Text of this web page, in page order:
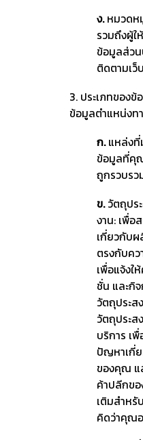
ง.หมวดห
รวมถึงผู้ใ
ข้อมูลส่ว
ติดตามเ
3. ประเภทของ
ข้อมูลตำแหน่งท
ก.แหล่ง
ข้อมูลที่คุ
ถูกรวบรว
ข.วัตถุปร
งาน: เพื่อ
เกี่ยวกับ
ตรงกับค
เพื่อแจ้งใ
ชั่น และกิ
วัตถุประส
วัตถุประส
บริการ เ
ปัญหาเกี่
ของคุณ แ
ค้าปลีกขอ
เติมสำห
คิดว่าคุณ